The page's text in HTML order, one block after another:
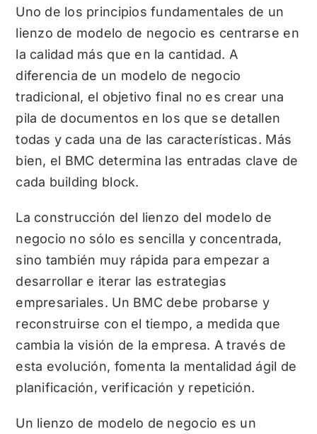
Uno de los principios fundamentales de un
lienzo de modelo de negocio es centrarse en
la calidad más que en la cantidad. A
diferencia de un modelo de negocio
tradicional, el objetivo final no es crear una
pila de documentos en los que se detallen
todas y cada una de las características. Más
bien, el BMC determina las entradas clave de
cada building block.
La construcción del lienzo del modelo de
negocio no sólo es sencilla y concentrada,
sino también muy rápida para empezar a
desarrollar e iterar las estrategias
empresariales. Un BMC debe probarse y
reconstruirse con el tiempo, a medida que
cambia la visión de la empresa. A través de
esta evolución, fomenta la mentalidad ágil de
planificación, verificación y repetición.
Un lienzo de modelo de negocio es un